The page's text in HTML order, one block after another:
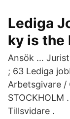
Lediga
ky is the
Ansök …
; 63 Lediga
Arbetsgivare /
Tillsvidare .